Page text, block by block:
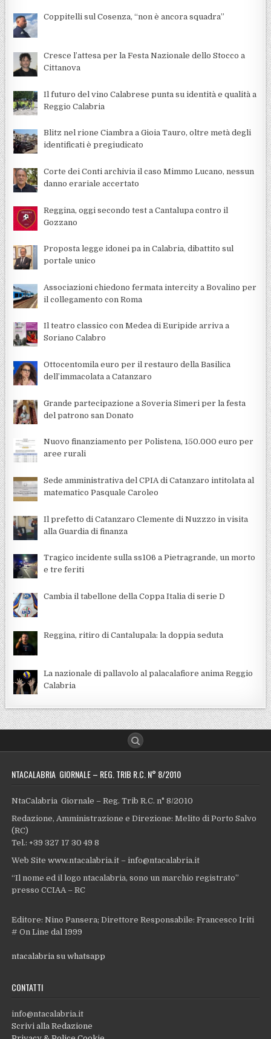
Coppitelli sul Cosenza, “non è ancora squadra”
Cresce l’attesa per la Festa Nazionale dello Stocco a
Cittanova
Il futuro del vino Calabrese punta su identità e qualità a
Reggio Calabria
Blitz nel rione Ciambra a Gioia Tauro, oltre metà degli
identificati è pregiudicato
Corte dei Conti archivia il caso Mimmo Lucano, nessun
danno erariale accertato
Reggina, oggi secondo test a Cantalupa contro il
Gozzano
Proposta legge idonei pa in Calabria, dibattito sul
portale unico
Associazioni chiedono fermata intercity a Bovalino per
il collegamento con Roma
Il teatro classico con Medea di Euripide arriva a
Soriano Calabro
Ottocentomila euro per il restauro della Basilica
dell’immacolata a Catanzaro
Grande partecipazione a Soveria Simeri per la festa
del patrono san Donato
Nuovo finanziamento per Polistena, 150.000 euro per
aree rurali
Sede amministrativa del CPIA di Catanzaro intitolata al
matematico Pasquale Caroleo
Il prefetto di Catanzaro Clemente di Nuzzzo in visita
alla Guardia di finanza
Tragico incidente sulla ss106 a Pietragrande, un morto
e tre feriti
Cambia il tabellone della Coppa Italia di serie D
Reggina, ritiro di Cantalupala: la doppia seduta
La nazionale di pallavolo al palacalafiore anima Reggio
Calabria
NTACALABRIA GIORNALE – REG. TRIB R.C. N° 8/2010
NtaCalabria Giornale – Reg. Trib R.C. n° 8/2010
Redazione, Amministrazione e Direzione: Melito di Porto Salvo
(RC)
Tel.: +39 327 17 30 49 8
Web Site www.ntacalabria.it – info@ntacalabria.it
“Il nome ed il logo ntacalabria, sono un marchio registrato”
presso CCIAA – RC
Editore: Nino Pansera; Direttore Responsabile: Francesco Iriti
# On Line dal 1999
ntacalabria su whatsapp
CONTATTI
info@ntacalabria.it
Scrivi alla Redazione